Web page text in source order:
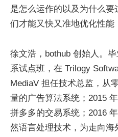
是怎么运作的以及为什么
们才能又快又准地优化性能
徐文浩，bothub 创始人。
系试点班，在 Trilogy
MediaV 担任技术总监，从
量的广告算法系统；2015
拼多多的交易系统；2016
然语言处理技术，为走向